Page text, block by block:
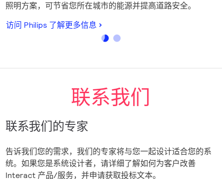
照明方案，可节省您所在城市的能源并提高道路安全。
访问 Philips 了解更多信息
联系我们
联系我们的专家
告诉我们您的需求，我们的专家将与您一起设计适合您的系
统。如果您是系统设计者，请详细了解如何为客户改善
Interact 产品/服务，并申请获取投标文本。